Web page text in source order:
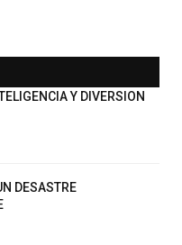
Y DIVERSION
DESASTRE